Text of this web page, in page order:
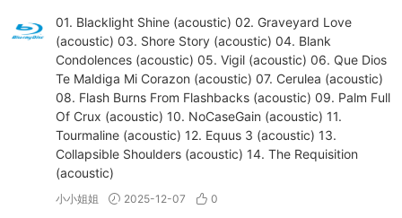
01. Blacklight Shine (acoustic) 02. Graveyard Love
(acoustic) 03. Shore Story (acoustic) 04. Blank
Condolences (acoustic) 05. Vigil (acoustic) 06. Que Dios
Te Maldiga Mi Corazon (acoustic) 07. Cerulea (acoustic)
08. Flash Burns From Flashbacks (acoustic) 09. Palm Full
Of Crux (acoustic) 10. NoCaseGain (acoustic) 11.
Tourmaline (acoustic) 12. Equus 3 (acoustic) 13.
Collapsible Shoulders (acoustic) 14. The Requisition
(acoustic)
小小姐姐 2025-12-07 0